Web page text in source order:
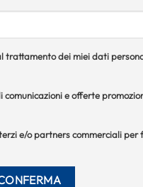
dei miei dati
e offerte
e/o partners commerciali